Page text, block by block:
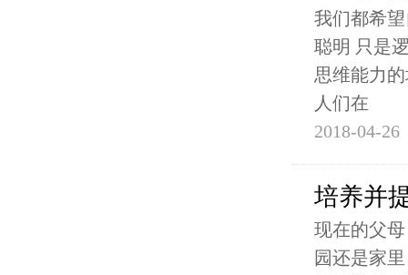
我们都希
聪明 只是
思维能力
人们在
2018-04-26
培养并
现在的父
园还是家